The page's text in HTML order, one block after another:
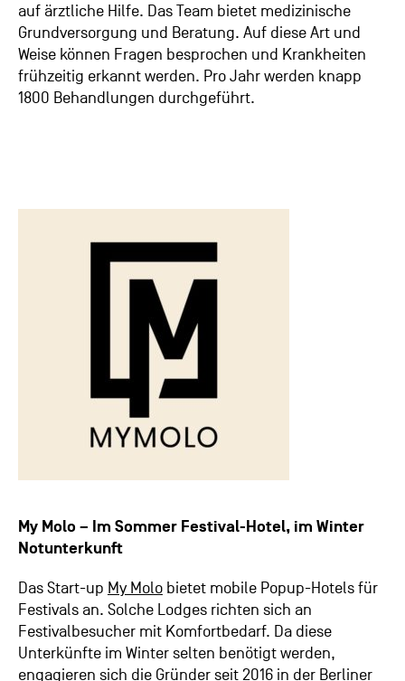
auf ärztliche Hilfe. Das Team bietet medizinische
Grundversorgung und Beratung. Auf diese Art und
Weise können Fragen besprochen und Krankheiten
frühzeitig erkannt werden. Pro Jahr werden knapp
1800 Behandlungen durchgeführt.
My Molo – Im Sommer Festival-Hotel, im Winter
Notunterkunft
Das Start-up My Molobietet mobile Popup-Hotels für
Festivals an. Solche Lodges richten sich an
Festivalbesucher mit Komfortbedarf. Da diese
Unterkünfte im Winter selten benötigt werden,
engagieren sich die Gründer seit 2016 in der Berliner